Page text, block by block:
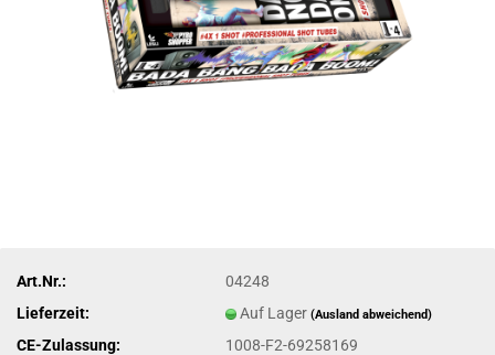
Art.Nr.:
04248
Lieferzeit:
Auf Lager(Ausland abweichend)
CE-Zulassung:
1008-F2-69258169